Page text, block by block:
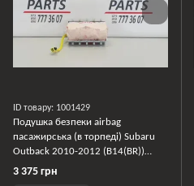
ID товару: 1001429
Подушка безпеки airbag
пасажирська (в торпеді) Subaru
Outback 2010-2012 (B14(BR))
98271AJ02A
3 375 грн